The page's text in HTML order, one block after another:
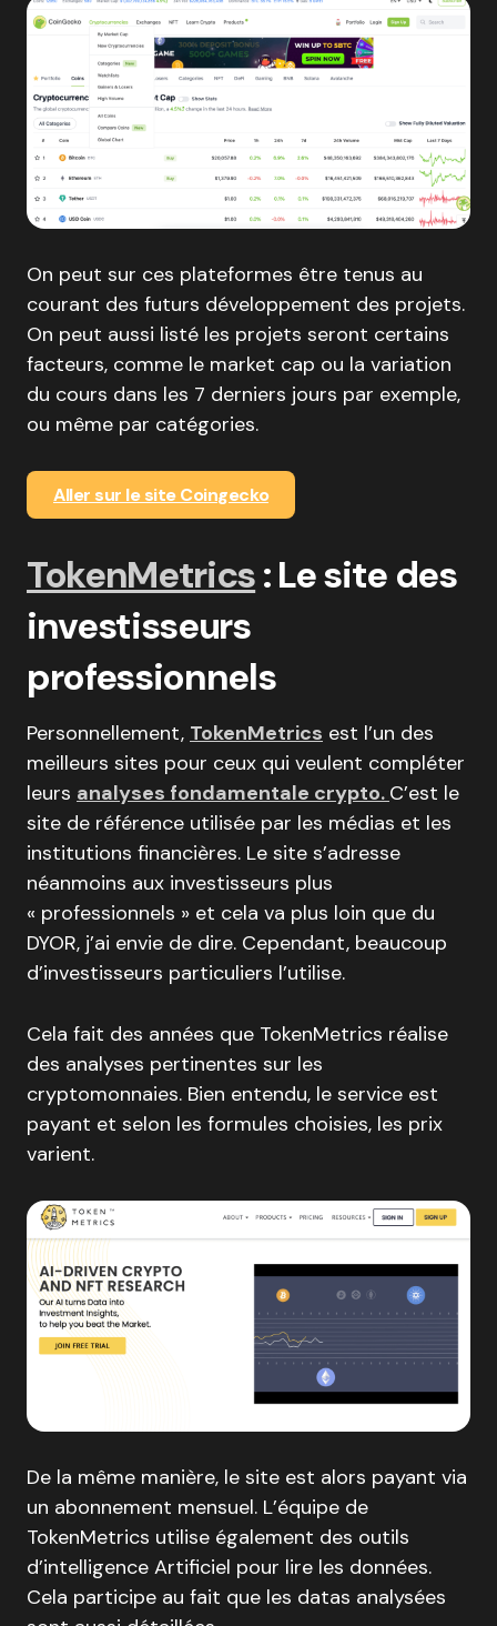
On peut sur ces plateformes être tenus au
courant des futurs développement des projets.
On peut aussi listé les projets seront certains
facteurs, comme le market cap ou la variation
du cours dans les 7 derniers jours par exemple,
ou même par catégories.
Aller sur le site Coingecko
TokenMetrics: Le site des
investisseurs
professionnels
Personnellement, TokenMetrics est l’un des
meilleurs sites pour ceux qui veulent compléter
leurs analyses fondamentale crypto. C’est le
site de référence utilisée par les médias et les
institutions financières. Le site s’adresse
néanmoins aux investisseurs plus
« professionnels » et cela va plus loin que du
DYOR, j’ai envie de dire. Cependant, beaucoup
d’investisseurs particuliers l’utilise.
Cela fait des années que TokenMetrics réalise
des analyses pertinentes sur les
cryptomonnaies. Bien entendu, le service est
payant et selon les formules choisies, les prix
varient.
De la même manière, le site est alors payant via
un abonnement mensuel. L’équipe de
TokenMetrics utilise également des outils
d’intelligence Artificiel pour lire les données.
Cela participe au fait que les datas analysées